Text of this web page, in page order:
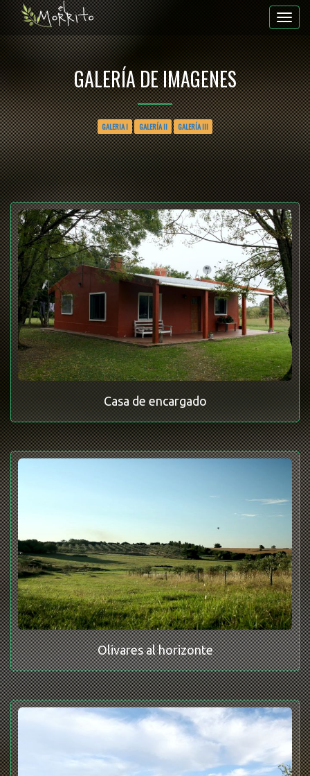
GALERÍA DE IMAGENES
GALERIA I GALERÍA II GALERÍA III
Casa de encargado
Olivares al horizonte